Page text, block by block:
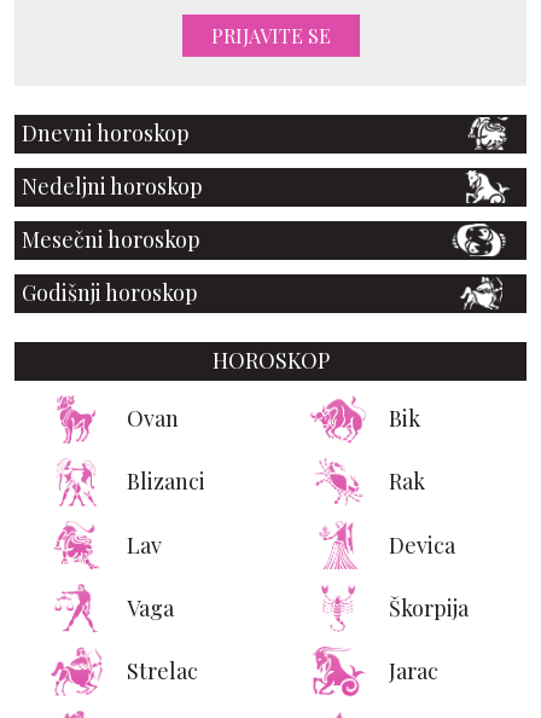
PRIJAVITE SE
Dnevni horoskop
Nedeljni horoskop
Mesečni horoskop
Godišnji horoskop
HOROSKOP
Ovan Bik
Blizanci Rak
Lav Devica
Vaga Škorpija
Strelac Jarac